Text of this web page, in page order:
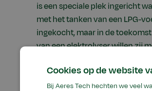
is een speciale plek ingericht
met het tanken van een LPG-
ingekocht, maar in de
van een elektrolyser willen zij
Cookies op de website
Bij Aeres Tech hechten we veel